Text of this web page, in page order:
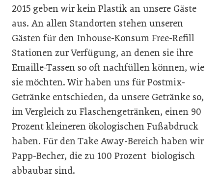
2015 geben wir kein Plastik an unsere Gäste
aus. An allen Standorten stehen unseren
Gästen für den Inhouse-Konsum Free-Refill
Stationen zur Verfügung, an denen sie ihre
Emaille-Tassen so oft nachfüllen können, wie
sie möchten. Wir haben uns für Postmix-
Getränke entschieden, da unsere Getränke so,
im Vergleich zu Flaschengetränken, einen 90
Prozent kleineren ökologischen Fußabdruck
haben. Für den Take Away-Bereich haben wir
Papp-Becher, die zu 100 Prozent biologisch
abbaubar sind.